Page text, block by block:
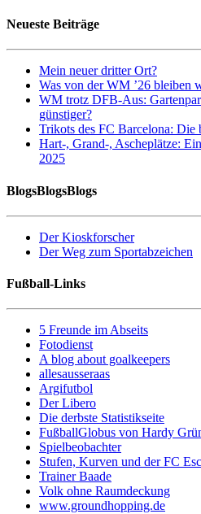
Neueste Beiträge
Mein neuer dritter Ort?
Was von der WM ’26 bleiben
WM trotz DFB-Aus:
günstiger?
Trikots des FC Barcelona: Die
Hart-, Grand-, Ascheplätze:
2025
BlogsBlogsBlogs
Der Kioskforscher
Der Weg zum Sportabzeichen
Fußball-Links
5 Freunde im Abseits
Fotodienst
A blog about goalkeepers
allesausseraas
Argifutbol
Der Libero
Die derbste Statistikseite
FußballGlobus von Hardy
Spielbeobachter
Stufen, Kurven und der FC
Trainer Baade
Volk ohne Raumdeckung
www.groundhopping.de